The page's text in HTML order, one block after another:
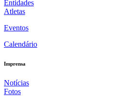
Entidades
Atletas
Eventos
Calendário
Imprensa
Notícias
Fotos